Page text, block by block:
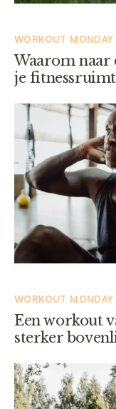
WORKOUT MONDAY
Waarom naar
je
WORKOUT MONDAY
Een workout
sterker